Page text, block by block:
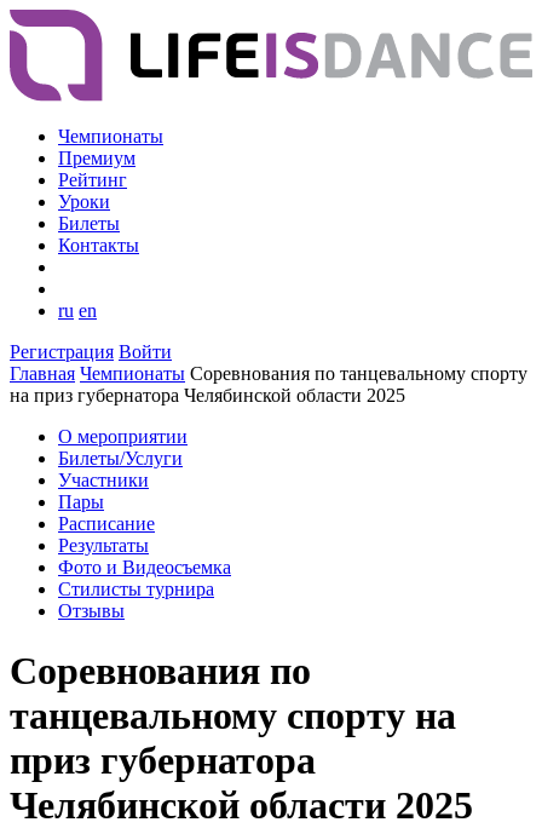
Чемпионаты
Премиум
Рейтинг
Уроки
Билеты
Контакты
ru en
Регистрация Войти
Главная Чемпионаты Соревнования по танцевальному спорту
на приз губернатора Челябинской области 2025
О мероприятии
Билеты/Услуги
Участники
Пары
Расписание
Результаты
Фото и Видеосъемка
Стилисты турнира
Отзывы
Соревнования по
танцевальному спорту на
приз губернатора
Челябинской области 2025